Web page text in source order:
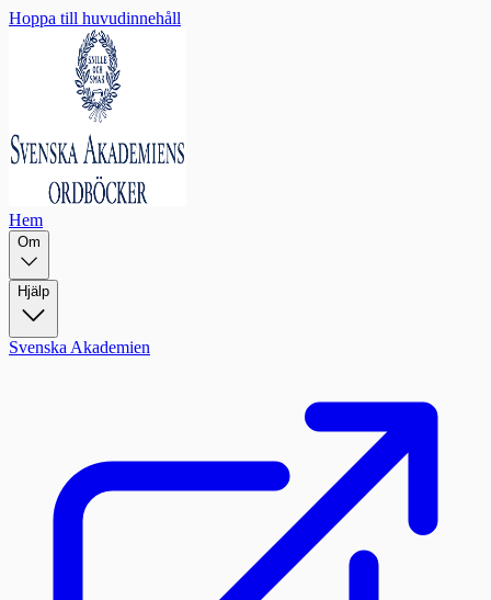
Hoppa till huvudinnehåll
Hem
Om
Hjälp
Svenska Akademien